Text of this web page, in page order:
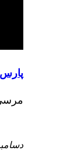
پارس
مرسی
دسامبر 21,